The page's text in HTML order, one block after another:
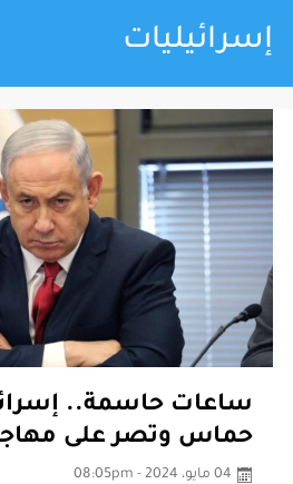
إسرائيليات
ساعات حاسمة..
حماس وتصر على
04 مايو، 2024 - 08:05pm